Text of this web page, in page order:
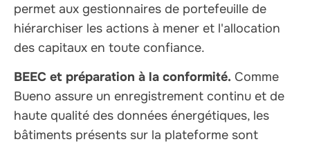
permet aux gestionnaires de portefeuille de
hiérarchiser les actions à mener et l'allocation
des capitaux en toute confiance.
BEEC et préparation à la conformité. Comme
Bueno assure un enregistrement continu et de
haute qualité des données énergétiques, les
bâtiments présents sur la plateforme sont